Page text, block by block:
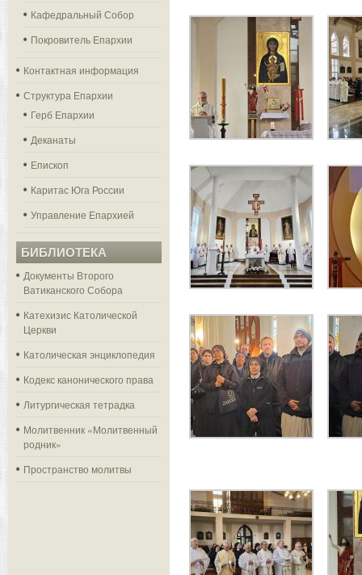
Кафедральный Собор
Покровитель Епархии
Контактная информация
Структура Епархии
Герб Епархии
Деканаты
Епископ
Каритас Юга России
Управление Епархией
БИБЛИОТЕКА
Документы Второго
Ватиканского Собора
Катехизис Католической
Церкви
Католическая энциклопедия
Кодекс канонического права
Литургическая тетрадка
Молитвенник «Молитвенный
родник»
Пространство молитвы